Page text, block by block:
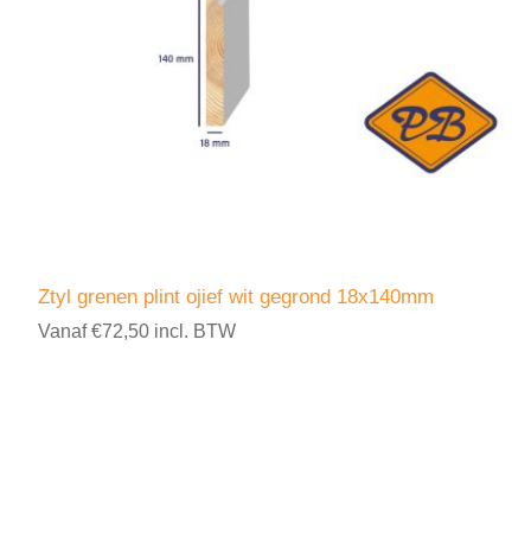
Ztyl grenen plint ojief wit gegrond 18x140mm
Vanaf €72,50 incl. BTW